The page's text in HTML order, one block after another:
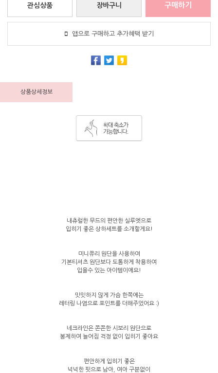
장바구니
관심상품 구매하기
앱으로 구매하고 추가혜택 받기
상품상세정보
내츄럴한 무드의 편안한 실루엣으로
입히기 좋은 상하세트를 소개할게요!
미니쮸리 원단을 사용하여
기본티셔츠 원단보다 도톰하게 착용하여
입을수 있는 아이템이에요!
밋밋하지 않게 가슴 한쪽에는
레터링 나염으로 포인트를 더해주었어요 :)
네크라인은 쫀쫀한 시보리 원단으로
봉제하여 늘어짐 걱정 없이 입히기 좋아요
편안하게 입히기 좋은
넉넉한 핏으로 남아, 여아 구분없이